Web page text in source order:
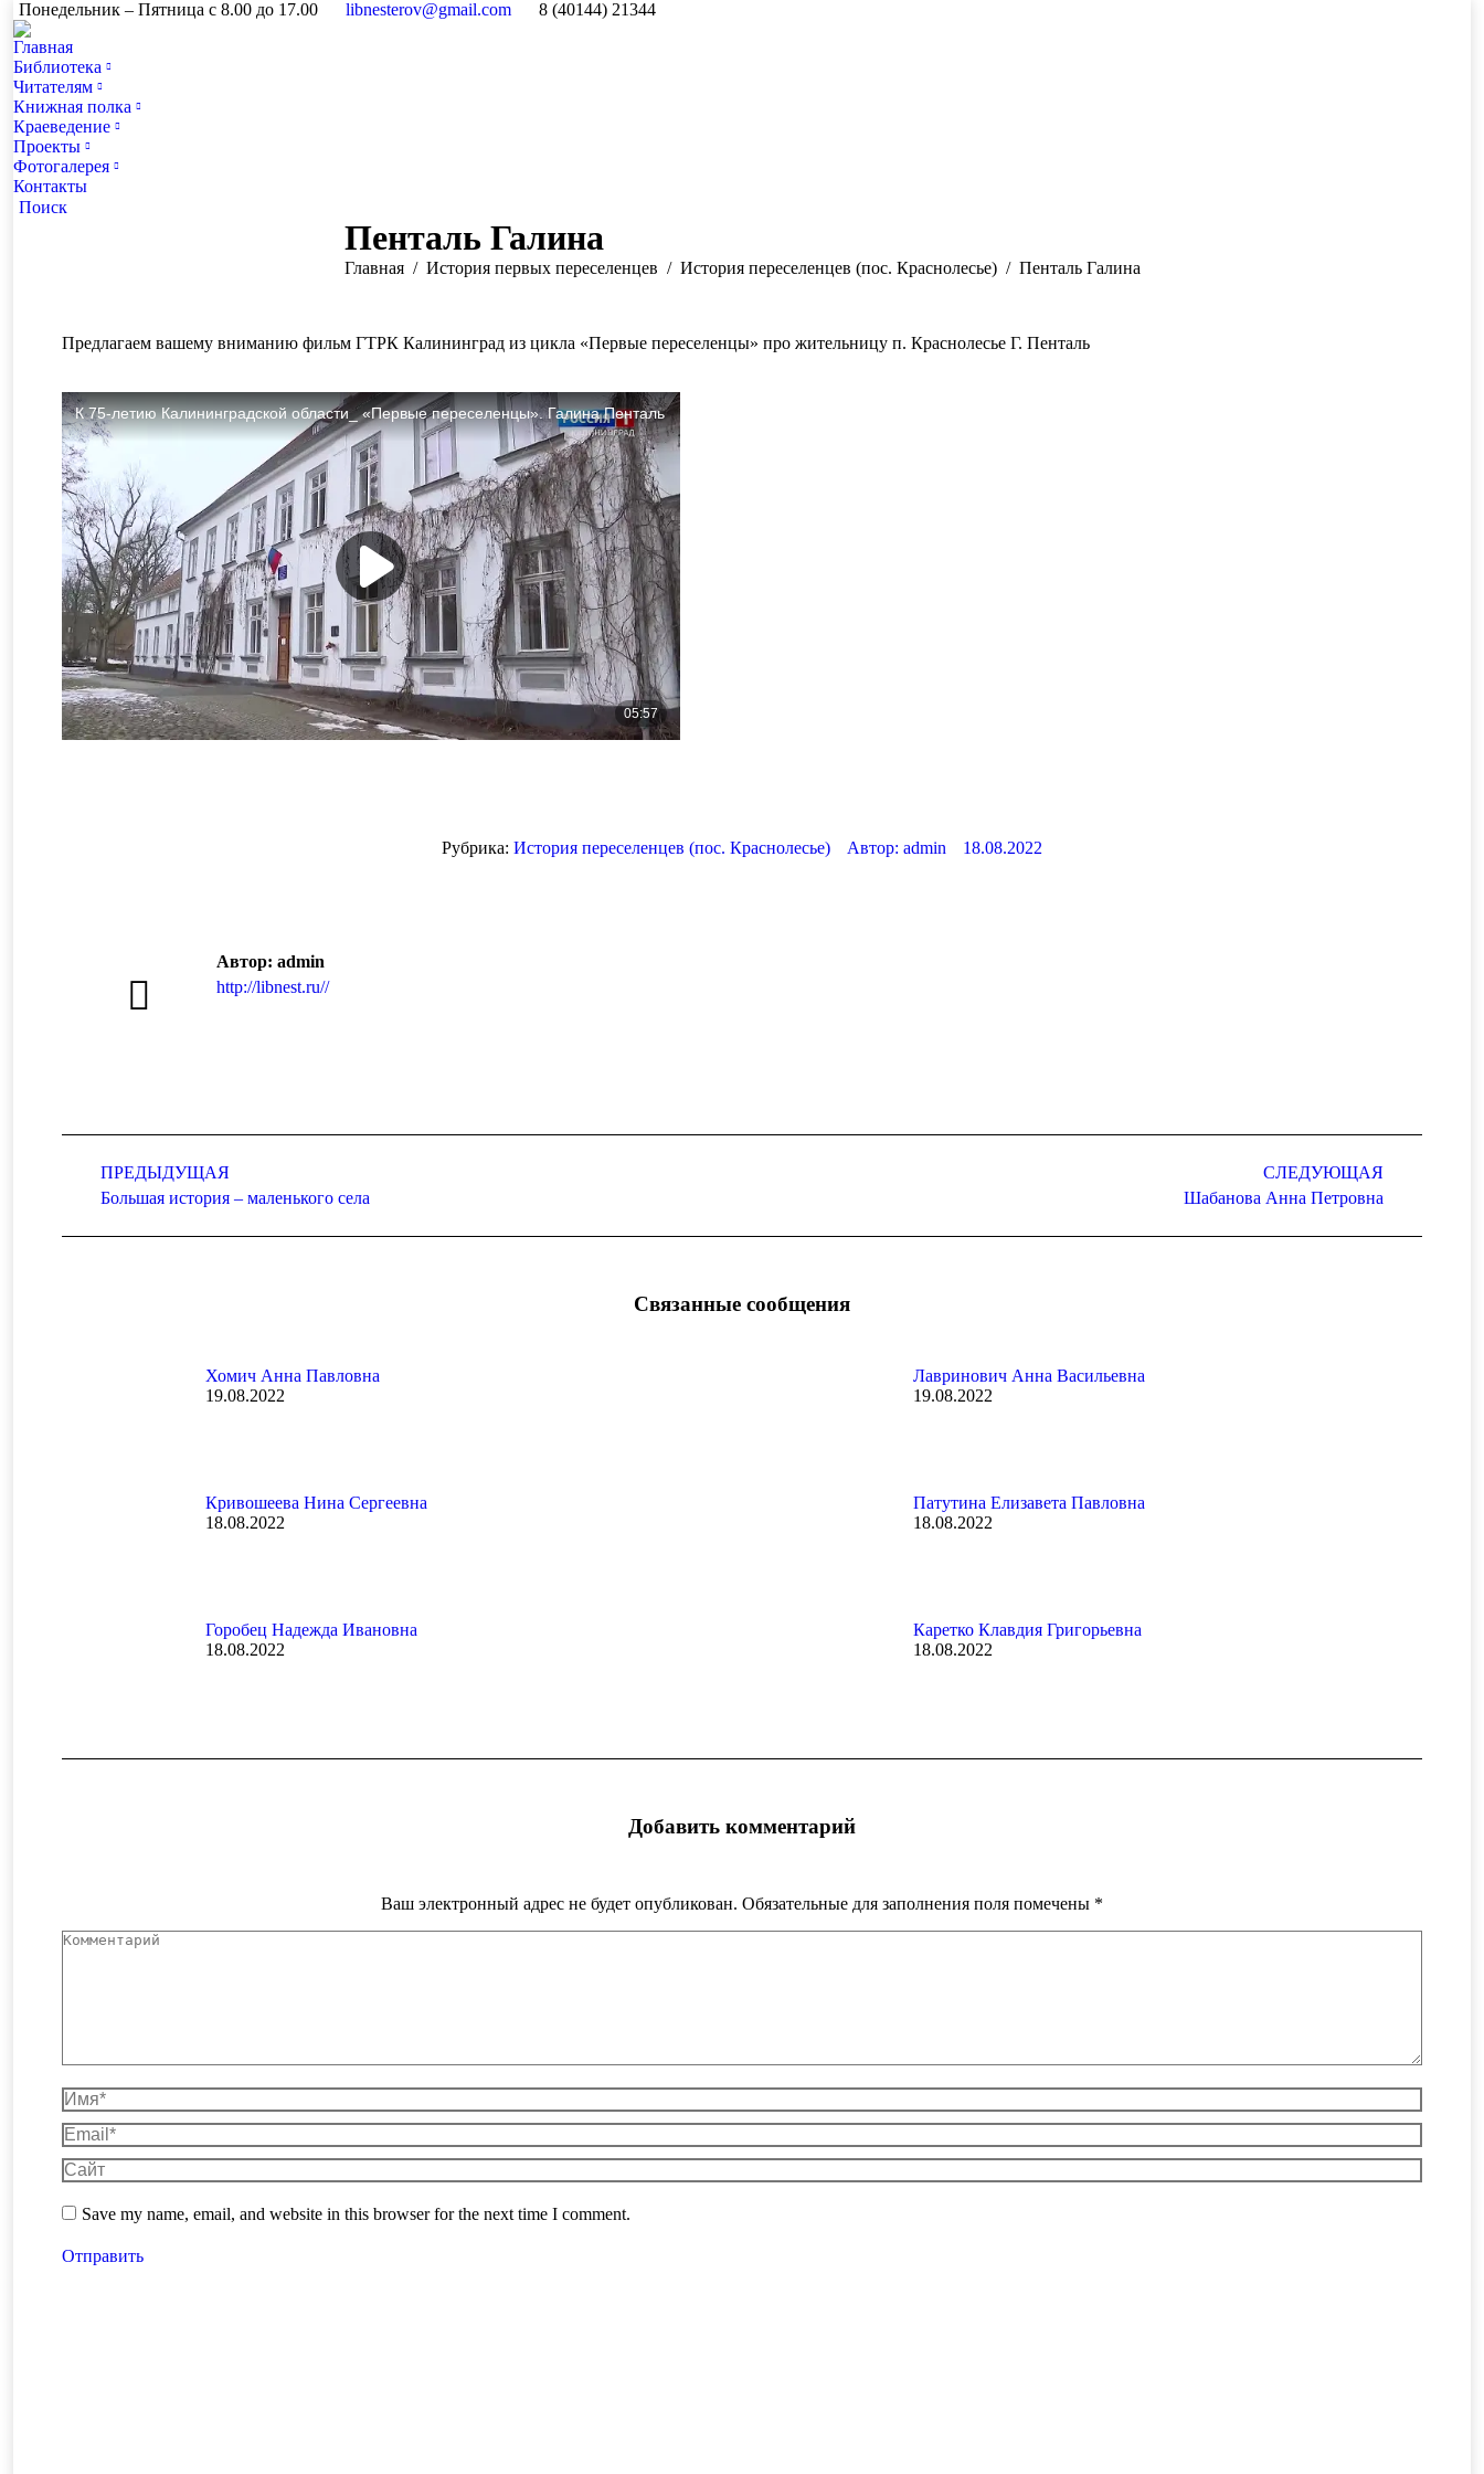
Понедельник – Пятница с 8.00 до 17.00 libnesterov@gmail.com
8 (40144) 21344
Главная
Библиотека
Читателям
Книжная полка
Краеведение
Проекты
Фотогалерея
Контакты
Поиск:
Поиск
Пенталь Галина
Вы здесь:
Главная История первых переселенцев История переселенцев (пос. Краснолесье) Пенталь Галина
Предлагаем вашему вниманию фильм ГТРК Калининград из цикла «Первые переселенцы» про жительницу п. Краснолесье Г. Пенталь
Рубрика: История переселенцев (пос. Краснолесье) Автор: admin 18.08.2022
Автор: admin
http://libnest.ru//
записям
ПРЕДЫДУЩАЯ
Предыдущая
Большая история – маленького села
СЛЕДУЮЩАЯ
Шабанова Анна Петровна
Связанные сообщения
Хомич Анна Павловна
19.08.2022
Лавринович Анна Васильевна
19.08.2022
Кривошеева Нина Сергеевна
18.08.2022
Патутина Елизавета Павловна
18.08.2022
Горобец Надежда Ивановна
18.08.2022
Каретко Клавдия Григорьевна
18.08.2022
Добавить комментарий
Ваш электронный адрес не будет опубликован. Обязательные для заполнения поля помечены *
Комментарий
Имя *
Email *
Сайт
Save my name, email, and website in this browser for the next time I comment.
Отправить